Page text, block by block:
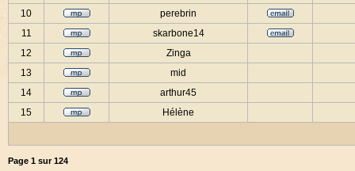
10
perebrin
11
skarbone14
12
Zinga
13
mid
14
arthur45
15
Hélène
Page 1 sur124